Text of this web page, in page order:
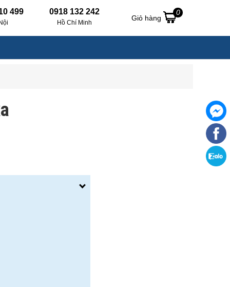
499 0918 132 242
Hồ Chí Minh
Giỏ hàng
0